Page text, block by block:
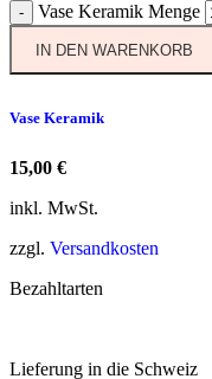
- Vase Keramik Menge
IN DEN WARENKORB
Vase Keramik
15,00 €
inkl. MwSt.
zzgl. Versandkosten
Bezahltarten
Lieferung in die Schweiz